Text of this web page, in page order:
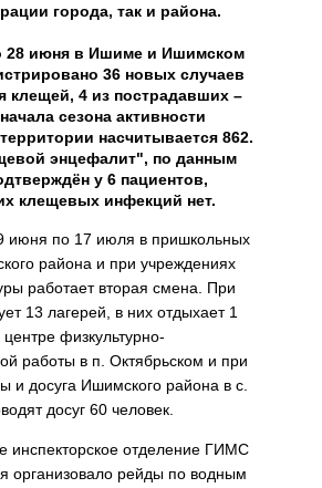
города, так и района.
28 июня в Ишиме и Ишимском
36 новых случаев
клещей, 4 из пострадавших –
сезона активности
насчитывается 862.
энцефалит", по данным
у 6 пациентов,
клещевых инфекций нет.
июня по 17 июля в пришкольных
района и при учреждениях
работает вторая смена. При
13 лагерей, в них отдыхает 1
физкультурно-
работы в п. Октябрьском и при
и досуга Ишимского района в с.
досуг 60 человек.
инспекторское отделение ГИМС
организовало рейды по водным